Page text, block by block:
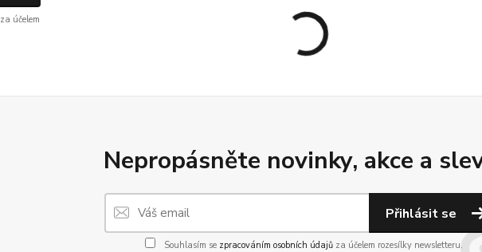
za účelem
Nepropásněte novinky, akce a
Přihlásit se
Souhlasím se zpracováním osobních údajůza účelem rozesílky newsletteru.